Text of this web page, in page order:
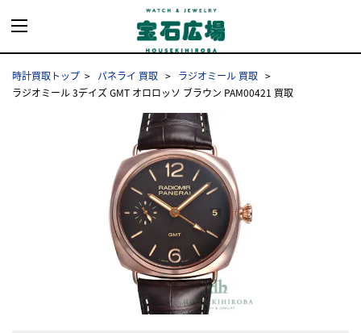
時計買取トップ パネライ 買取
ラジオミール 買取
ラジオミール 3デイズ GMT オロロッソ ブラウン PAM00421 買取